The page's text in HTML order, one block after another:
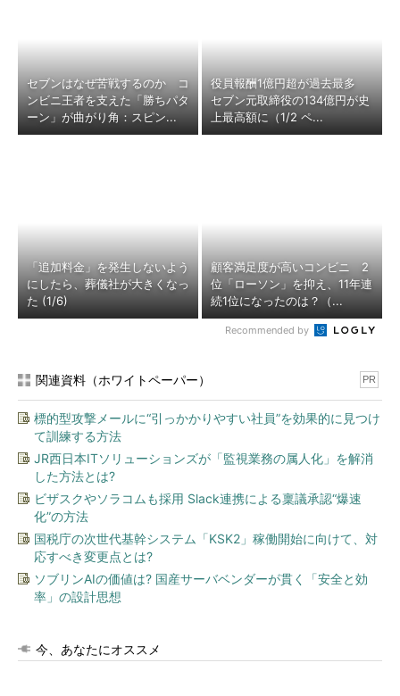
セブンはなぜ苦戦するのか コ
ンビニ王者を支えた「勝ちパタ
ーン」が曲がり角：スピン...
役員報酬1億円超が過去最多
セブン元取締役の134億円が史
上最高額に（1/2 ペ...
「追加料金」を発生しないよう
にしたら、葬儀社が大きくなっ
た (1/6)
顧客満足度が高いコンビニ 2
位「ローソン」を抑え、11年連
続1位になったのは？（...
Recommended by
関連資料（ホワイトペーパー） PR
標的型攻撃メールに“引っかかりやすい社員”を効果的に見つけ
て訓練する方法
JR西日本ITソリューションズが「監視業務の属人化」を解消
した方法とは?
ビザスクやソラコムも採用 Slack連携による稟議承認“爆速
化”の方法
国税庁の次世代基幹システム「KSK2」稼働開始に向けて、対
応すべき変更点とは?
ソブリンAIの価値は? 国産サーバベンダーが貫く「安全と効
率」の設計思想
今、あなたにオススメ